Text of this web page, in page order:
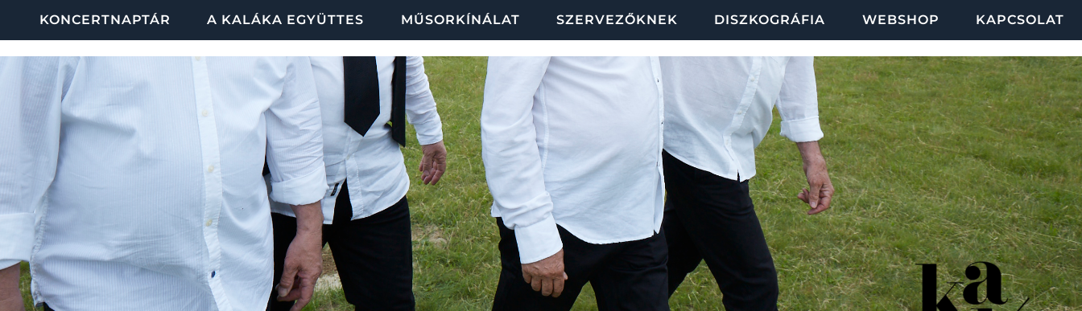
KONCERTNAPTÁR A KALÁKA EGYÜTTES MŰSORKÍNÁLAT SZERVEZŐKNEK DISZKOGRÁFIA WEBSHOP KAPCSOLAT